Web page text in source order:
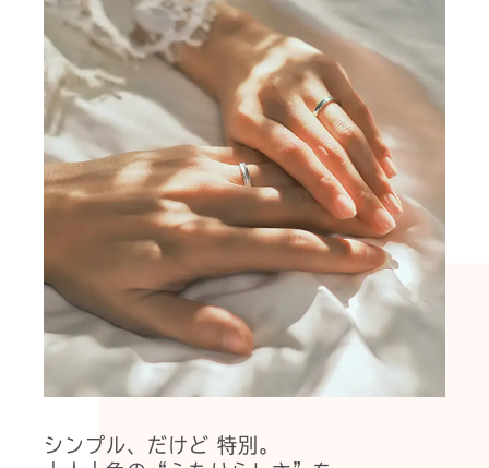
シンプル、だけど 特別。